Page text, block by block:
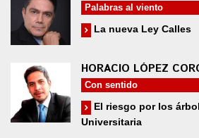
Palabras al viento
La nueva Ley Calles
HORACIO LÓPEZ
Con sentido
El riesgo por los
Universitaria